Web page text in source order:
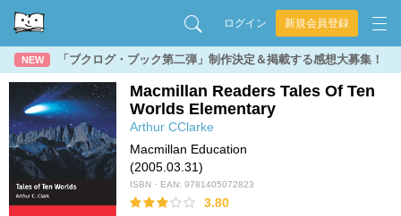
ログイン 新規会員登録
NEW 「ブクログ・ブック第二弾」制作決定＆掲載する感想大募集！
Macmillan Readers Tales Of Ten
Worlds Elementary
Arthur CClarke
Macmillan Education
(2005.03.31)
ISBN・EAN: 9781405072823
3.80